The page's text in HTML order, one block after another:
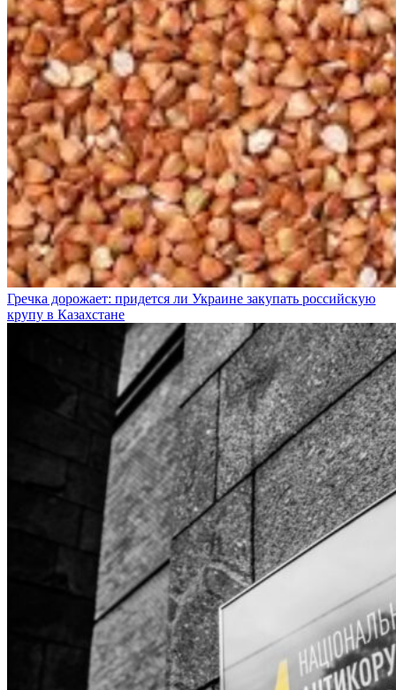
Гречка дорожает: придется ли Украине закупать российскую
крупу в Казахстане